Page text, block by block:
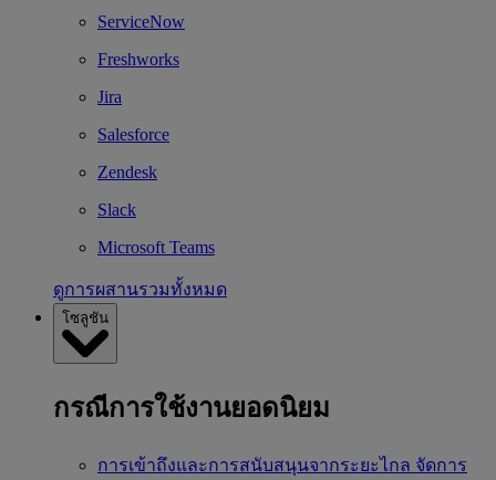
ServiceNow
Freshworks
Jira
Salesforce
Zendesk
Slack
Microsoft Teams
ดูการผสานรวมทั้งหมด
โซลูชัน
กรณีการใช้งานยอดนิยม
การเข้าถึงและการสนับสนุนจากระยะไกล จัดการ